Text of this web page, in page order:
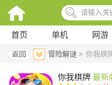
首页 单机 网游
返回 冒险解谜 > 你我棋
你我棋牌 最新